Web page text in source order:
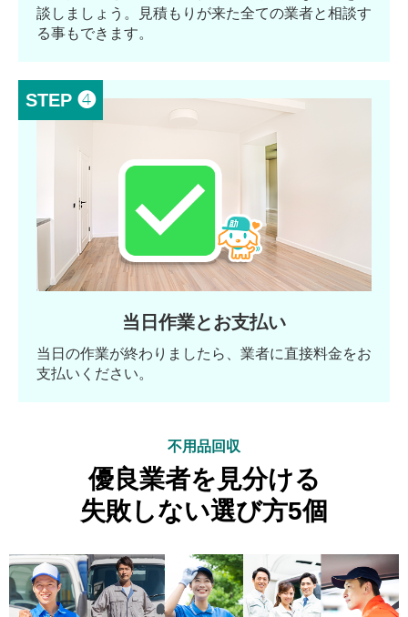
談しましょう。見積もりが来た全ての業者と相談す
る事もできます。
STEP ❹
当日作業とお支払い
当日の作業が終わりましたら、業者に直接料金をお
支払いください。
不用品回収
優良業者を見分ける
失敗しない選び方5個